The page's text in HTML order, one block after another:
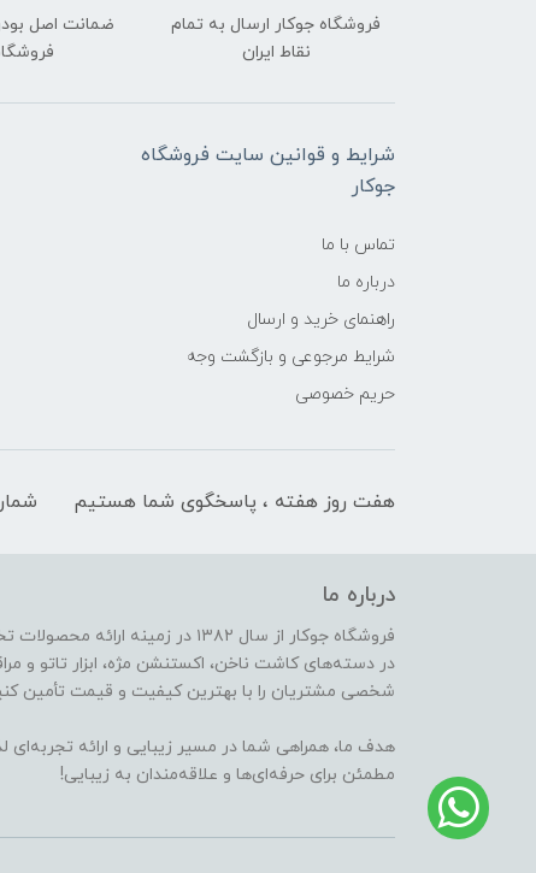
فروشگاه جوکار ارسال به تمام
نقاط ایران
ضمانت اصل بودن
شرایط و قوانین سایت فروشگاه
جوکار
تماس با ما
درباره ما
راهنمای خرید و ارسال
شرایط مرجوعی و بازگشت وجه
حریم خصوصی
هفت روز هفته ، پاسخگوی شما هستیم
درباره ما
فروشگاه جوکار از سال ۱۳۸۲ در
در دسته‌های کاشت ناخن، اکستنشن مژه، ابزار تاتو و
شخصی مشتریان را با بهترین کیفیت و قیمت تأمین
هدف ما، همراهی شما در مسیر زیبایی و ارائه
مطمئن برای حرفه‌ای‌ها و علاقه‌مندان به زیبایی!